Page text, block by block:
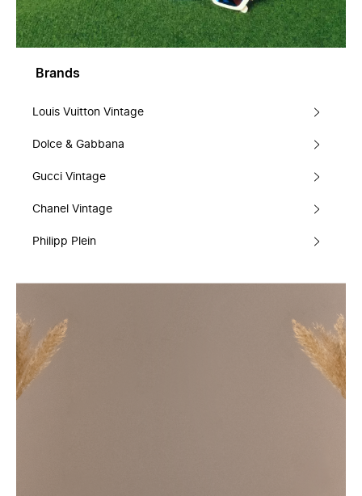
Brands
Louis Vuitton Vintage
Dolce & Gabbana
Gucci Vintage
Chanel Vintage
Philipp Plein